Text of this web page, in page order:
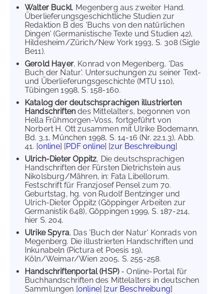
Walter Buckl, Megenberg aus zweiter Hand.
Überlieferungsgeschichtliche Studien zur
Redaktion B des 'Buchs von den natürlichen
Dingen' (Germanistische Texte und Studien 42),
Hildesheim/Zürich/New York 1993, S. 308 (Sigle
Be11).
Gerold Hayer, Konrad von Megenberg, 'Das
Buch der Natur'. Untersuchungen zu seiner Text-
und Überlieferungsgeschichte (MTU 110),
Tübingen 1998, S. 158-160.
Katalog der deutschsprachigen illustrierten
Handschriften des Mittelalters, begonnen von
Hella Frühmorgen-Voss, fortgeführt von
Norbert H. Ott zusammen mit Ulrike Bodemann,
Bd. 3,1, München 1998, S. 14-16 (Nr. 22.1.3), Abb.
41. [online] [PDF online] [zur Beschreibung]
Ulrich-Dieter Oppitz, Die deutschsprachigen
Handschriften der Fürsten Dietrichstein aus
Nikolsburg/Mähren, in: Fata Libellorum.
Festschrift für Franzjosef Pensel zum 70.
Geburtstag, hg. von Rudolf Bentzinger und
Ulrich-Dieter Oppitz (Göppinger Arbeiten zur
Germanistik 648), Göppingen 1999, S. 187-214,
hier S. 204.
Ulrike Spyra, Das 'Buch der Natur' Konrads von
Megenberg. Die illustrierten Handschriften und
Inkunabeln (Pictura et Poesis 19),
Köln/Weimar/Wien 2005, S. 255-258.
Handschriftenportal (HSP)- Online-Portal für
Buchhandschriften des Mittelalters in deutschen
Sammlungen [online] [zur Beschreibung]